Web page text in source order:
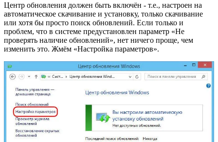
Центр обновления должен быть включён - т.е., настроен на
автоматическое скачивание и установку, только скачивание
или хотя бы просто поиск обновлений. Если только и
проблем, что в системе предустановлен параметр «Не
проверять наличие обновлений», нет ничего проще, чем
изменить это. Жмём «Настройка параметров».